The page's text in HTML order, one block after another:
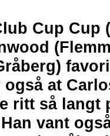
Cup Cup
at
ritt så langt
vant